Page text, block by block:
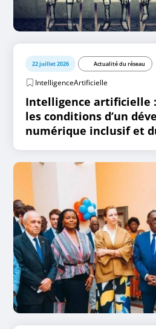
22 juillet 2026 Actualité du réseau
IntelligenceArtificielle
Intelligence artificielle :
les conditions d’un
numérique inclusif et